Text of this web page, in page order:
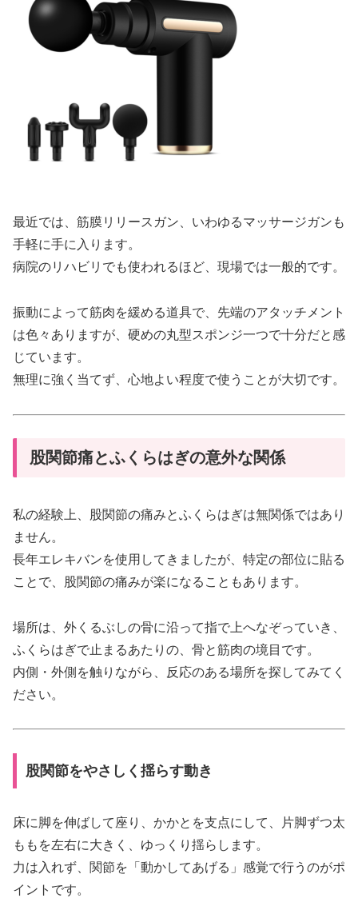
最近では、筋膜リリースガン、いわゆるマッサージガンも
手軽に手に入ります。
病院のリハビリでも使われるほど、現場では一般的です。
振動によって筋肉を緩める道具で、先端のアタッチメント
は色々ありますが、硬めの丸型スポンジ一つで十分だと感
じています。
無理に強く当てず、心地よい程度で使うことが大切です。
股関節痛とふくらはぎの意外な関係
私の経験上、股関節の痛みとふくらはぎは無関係ではあり
ません。
長年エレキバンを使用してきましたが、特定の部位に貼る
ことで、股関節の痛みが楽になることもあります。
場所は、外くるぶしの骨に沿って指で上へなぞっていき、
ふくらはぎで止まるあたりの、骨と筋肉の境目です。
内側・外側を触りながら、反応のある場所を探してみてく
ださい。
股関節をやさしく揺らす動き
床に脚を伸ばして座り、かかとを支点にして、片脚ずつ太
ももを左右に大きく、ゆっくり揺らします。
力は入れず、関節を「動かしてあげる」感覚で行うのがポ
イントです。